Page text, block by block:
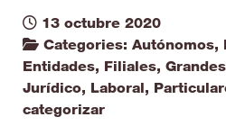
13 octubre 2020
Categories: Autónomos,
Entidades, Filiales,
Jurídico, Laboral,
categorizar